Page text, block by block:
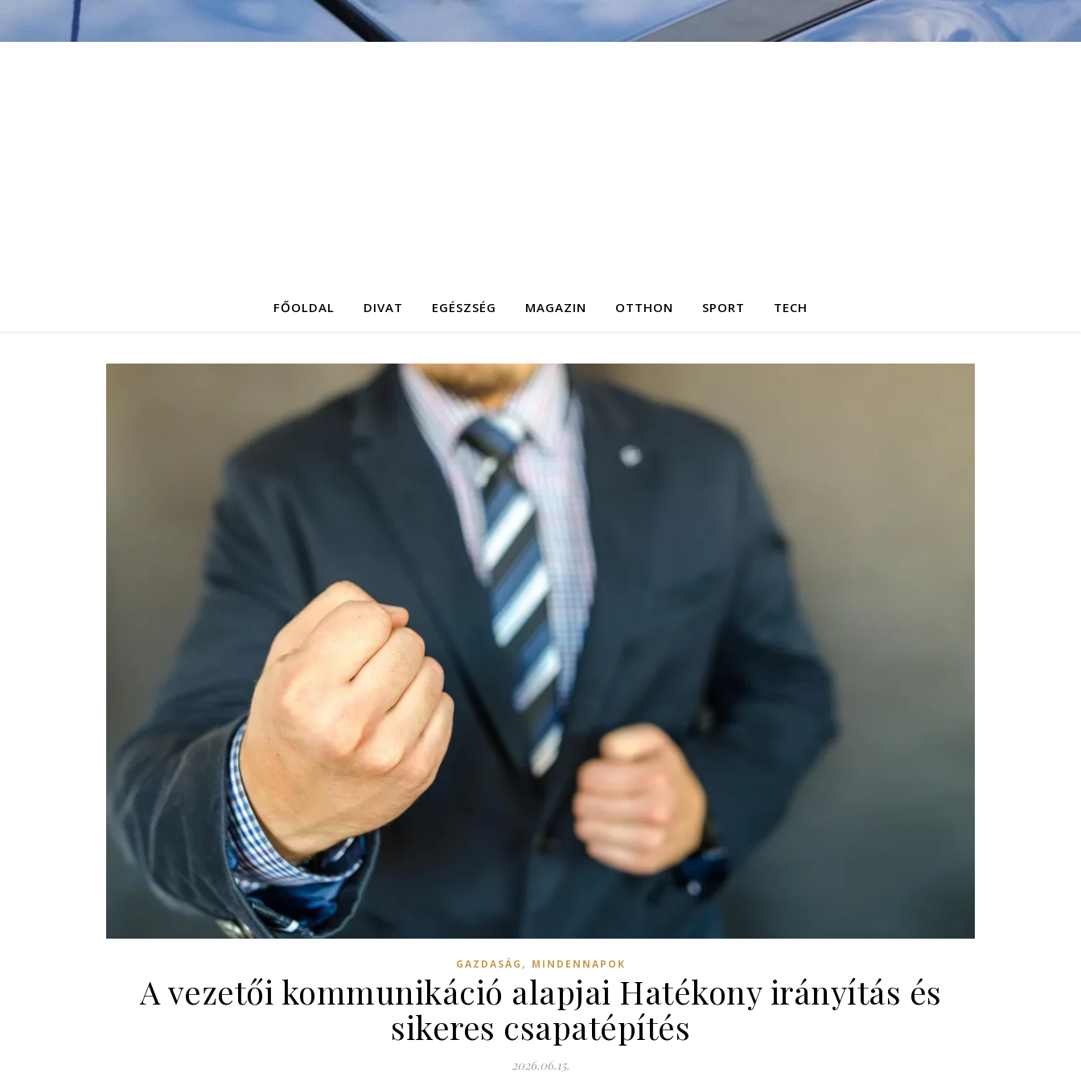
FŐOLDAL DIVAT EGÉSZSÉG MAGAZIN OTTHON SPORT TECH
GAZDASÁG , MINDENNAPOK
A vezetői kommunikáció alapjai Hatékony irányítás és
sikeres csapatépítés
2026.06.15.